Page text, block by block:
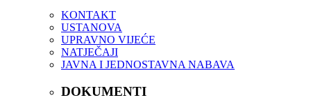
KONTAKT
USTANOVA
UPRAVNO VIJEĆE
NATJEČAJI
JAVNA I JEDNOSTAVNA NABAVA
DOKUMENTI